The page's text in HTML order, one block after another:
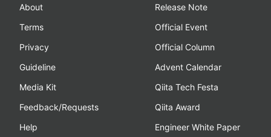
About
Terms
Privacy
Guideline
Media Kit
Feedback/Requests
Help
Release Note
Official Event
Official Column
Advent Calendar
Qiita Tech Festa
Qiita Award
Engineer White Paper